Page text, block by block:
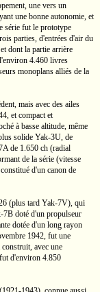
une vers un
une bonne autonomie, et
série fut le prototype
parties, d'entrées d'air du
dont la partie arrière
4.460 livres
monoplans alliés de la
mais avec des ailes
et compact et
à basse altitude, même
solide Yak-3U, de
de 1.650 ch (radial
de la série (vitesse
d'un canon de
(plus tard Yak-7V), qui
7B doté d'un propulseur
dotée d'un long rayon
1942, fut une
avec une
fut d'environ 4.850